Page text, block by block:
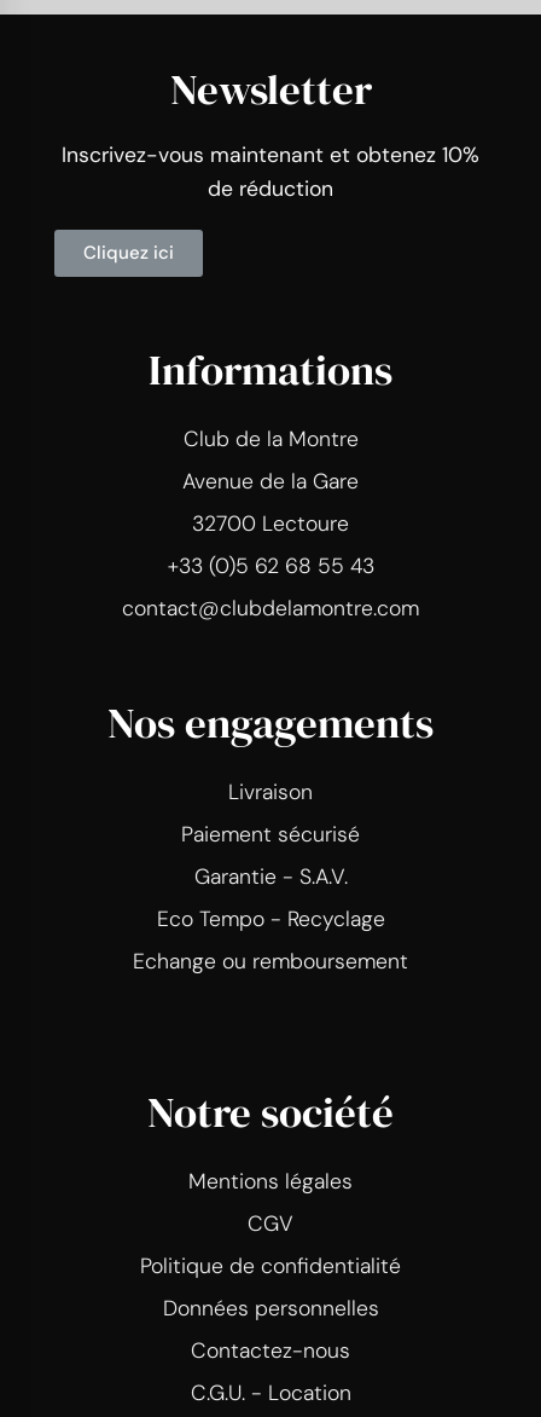
Newsletter
Inscrivez-vous maintenant et obtenez 10%
de réduction
Cliquez ici
Informations
Club de la Montre
Avenue de la Gare
32700 Lectoure
+33 (0)5 62 68 55 43
contact@clubdelamontre.com
Nos engagements
Livraison
Paiement sécurisé
Garantie - S.A.V.
Eco Tempo - Recyclage
Echange ou remboursement
Notre société
Mentions légales
CGV
Politique de confidentialité
Données personnelles
Contactez-nous
C.G.U. - Location